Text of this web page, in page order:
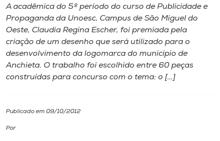
A
Unoesc
Internacionalização
I.nova
Diplomados
A acadêmica do 5º período do curso de Publicidade e
Propaganda da Unoesc, Campus de São Miguel do
Oeste, Claudia Regina Escher, foi premiada pela
criação de um desenho que será utilizado para o
desenvolvimento da logomarca do município de
Anchieta. O trabalho foi escolhido entre 60 peças
construídas para concurso com o tema: o […]
Publicado em 09/10/2012
Por